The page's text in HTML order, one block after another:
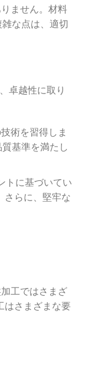
ません。材料
な点は、適切
卓越性に取り
術を習得しま
基準を満たし
トに基づいてい
さらに、堅牢な
工ではさまざ
はさまざまな要